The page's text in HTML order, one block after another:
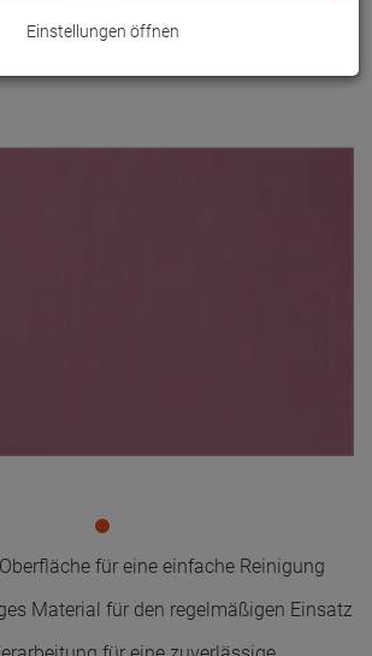
für eine einfache Reinigung
Material für den regelmäßigen Einsatz
Einstellungen öffnen